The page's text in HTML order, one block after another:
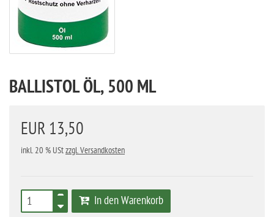
BALLISTOL ÖL, 500 ML
EUR 13,50
inkl. 20 % UStzzgl. Versandkosten
In den Warenkorb